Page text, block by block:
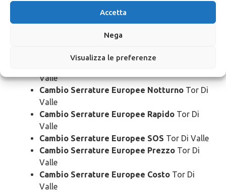
Accetta
Nega
Visualizza le preferenze
Cambio Serrature Europee Bloccato
Cambio Serrature Europee Economico
Valle
Cambio Serrature Europee Notturno Tor Di
Valle
Cambio Serrature Europee Rapido Tor Di
Valle
Cambio Serrature Europee SOS Tor Di Valle
Cambio Serrature Europee Prezzo Tor Di
Valle
Cambio Serrature Europee Costo Tor Di
Valle